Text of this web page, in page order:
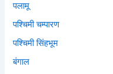
पलामू
पश्चिमी चम्पारण
पश्चिमी सिंहभूम
बंगाल